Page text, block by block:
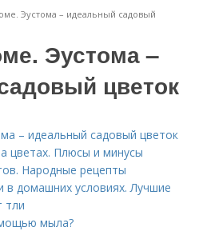
Эустома – идеальный садовый
Эустома –
цветок
– идеальный садовый цветок
цветах. Плюсы и минусы
Народные рецепты
в домашних условиях. Лучшие
тли
мыла?